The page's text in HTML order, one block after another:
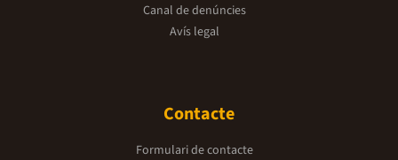
Canal de denúncies
Avís legal
Contacte
Formulari de contacte